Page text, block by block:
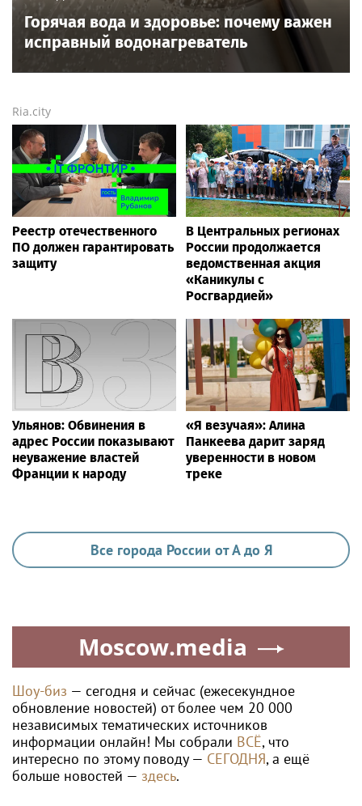
Горячая вода и здоровье: почему важен
исправный водонагреватель
Ria.city
Реестр отечественного
ПО должен гарантировать
защиту
В Центральных регионах
России продолжается
ведомственная акция
«Каникулы с
Росгвардией»
Ульянов: Обвинения в
адрес России показывают
неуважение властей
Франции к народу
«Я везучая»: Алина
Панкеева дарит заряд
уверенности в новом
треке
Все города России от А до Я
Moscow.media
Шоу-биз — сегодня и сейчас (ежесекундное
обновление новостей) от более чем 20 000
независимых тематических источников
информации онлайн! Мы собрали ВСЁ, что
интересно по этому поводу — СЕГОДНЯ, а ещё
больше новостей — здесь.